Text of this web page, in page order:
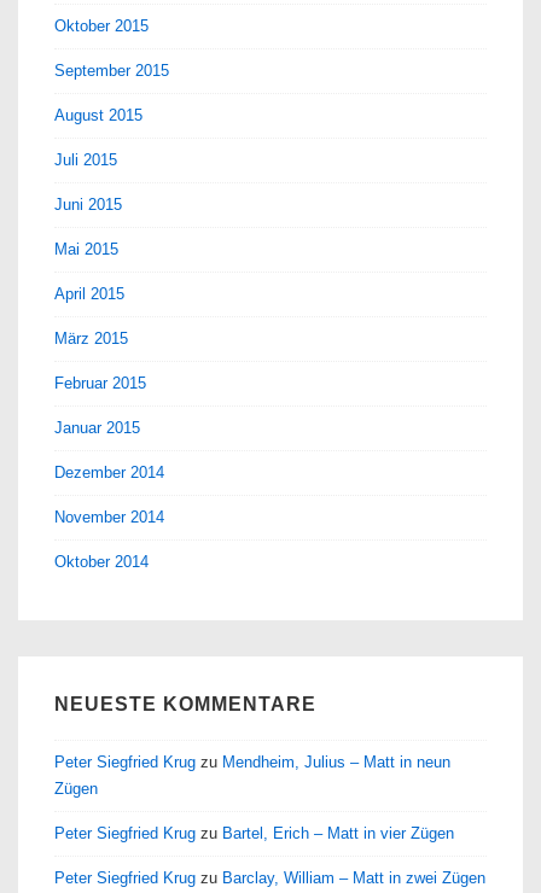
Oktober 2015
September 2015
August 2015
Juli 2015
Juni 2015
Mai 2015
April 2015
März 2015
Februar 2015
Januar 2015
Dezember 2014
November 2014
Oktober 2014
NEUESTE KOMMENTARE
Peter Siegfried Krug zu Mendheim, Julius – Matt in neun
Zügen
Peter Siegfried Krug zu Bartel, Erich – Matt in vier Zügen
Peter Siegfried Krug zu Barclay, William – Matt in zwei Zügen